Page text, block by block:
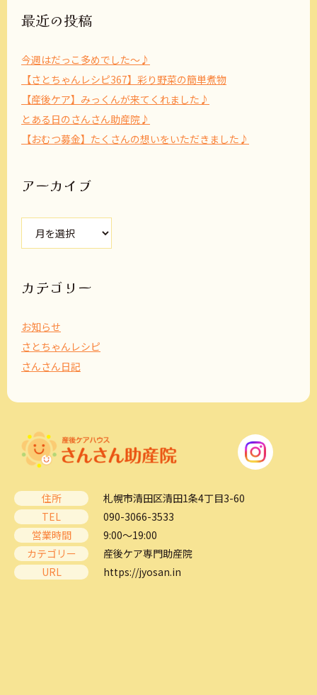
最近の投稿
今週はだっこ多めでした～♪
【さとちゃんレシピ367】彩り野菜の簡単煮物
【産後ケア】みっくんが来てくれました♪
とある日のさんさん助産院♪
【おむつ募金】たくさんの想いをいただきました♪
アーカイブ
カ
ブ
カテゴリー
お知らせ
さとちゃんレシピ
さんさん日記
住所
札幌市清田区清田1条4丁目3-60
TEL
090-3066-3533
営業時間
9:00～19:00
カテゴリー
産後ケア専門助産院
URL
https://jyosan.in